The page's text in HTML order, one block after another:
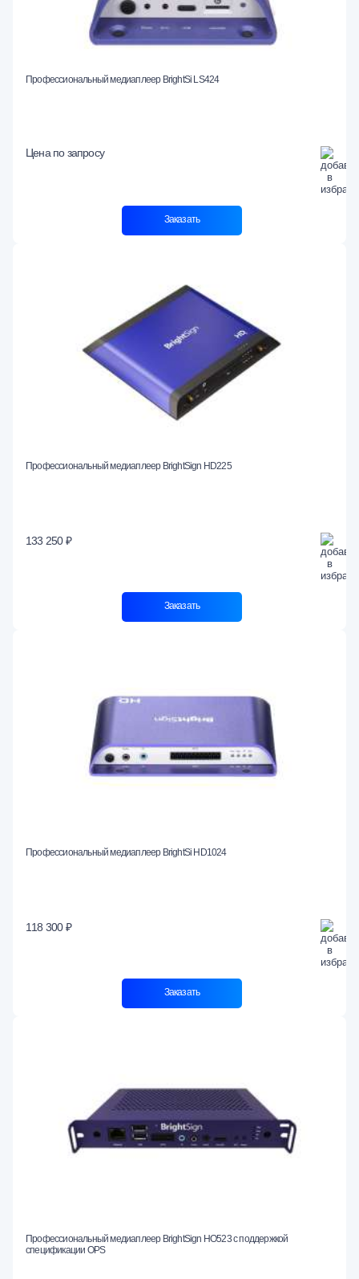
Профессиональный медиаплеер BrightSi LS424
Цена по запросу
Заказать
Профессиональный медиаплеер BrightSign HD225
133 250 ₽
Заказать
Профессиональный медиаплеер BrightSi HD1024
118 300 ₽
Заказать
Профессиональный медиаплеер BrightSign HO523 с поддержкой
спецификации OPS